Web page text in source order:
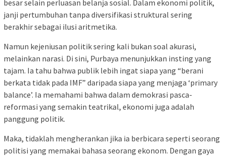
besar selain perluasan belanja sosial. Dalam ekonomi politik,
janji pertumbuhan tanpa diversifikasi struktural sering
berakhir sebagai ilusi aritmetika.
Namun kejeniusan politik sering kali bukan soal akurasi,
melainkan narasi. Di sini, Purbaya menunjukkan insting yang
tajam. Ia tahu bahwa publik lebih ingat siapa yang “berani
berkata tidak pada IMF” daripada siapa yang menjaga ‘primary
balance’. Ia memahami bahwa dalam demokrasi pasca-
reformasi yang semakin teatrikal, ekonomi juga adalah
panggung politik.
Maka, tidaklah mengherankan jika ia berbicara seperti seorang
politisi yang memakai bahasa seorang ekonom. Dengan gaya